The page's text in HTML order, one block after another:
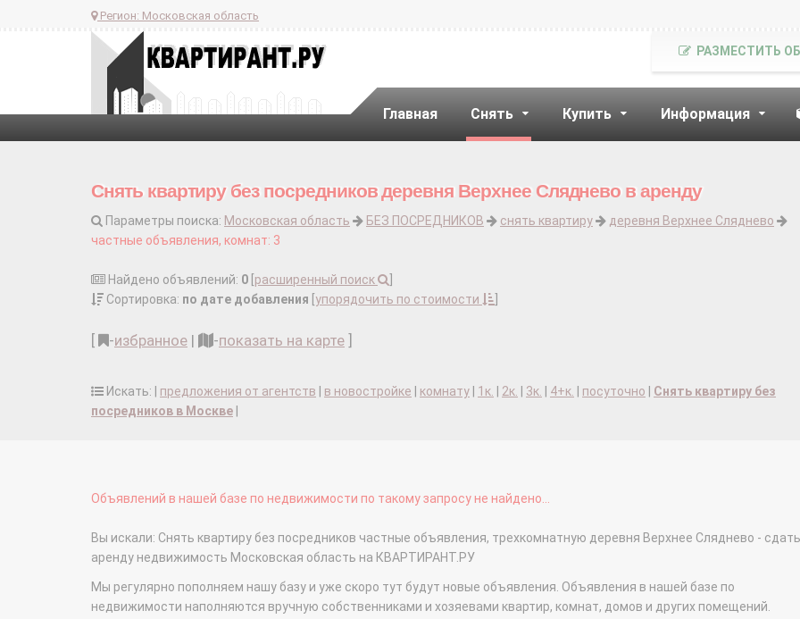
Регион: Московская область
Главная Снять Купить Информация
РАЗМЕСТИТЬ
Снять квартиру без посредников деревня Верхнее Сляднево в аренду
Параметры поиска: Московская область БЕЗ ПОСРЕДНИКОВ снять квартиру
деревня Верхнее Сляднево
частные объявления, комнат: 3
Найдено объявлений: 0 расширенный поиск
Сортировка: по дате добавления упорядочить по стоимости
-избранное | -показать на карте
Искать: | предложения от агентств в новостройке комнату 1к. 2к. 3к. 4+к. посуточно
Снять квартиру без
посредников в Москве
Объявлений в нашей базе по недвижимости по такому запросу не найдено...
Вы искали: Снять квартиру без посредников частные объявления, трехкомнатную деревня Верхнее Сляднево -
аренду недвижимость Московская область на КВАРТИРАНТ.РУ
Мы регулярно пополняем нашу базу и уже скоро тут будут новые объявления. Объявления в нашей базе по
недвижимости наполняются вручную собственниками и хозяевами квартир, комнат, домов и других помещений.